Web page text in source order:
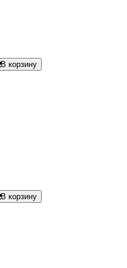
В корзину
В корзину